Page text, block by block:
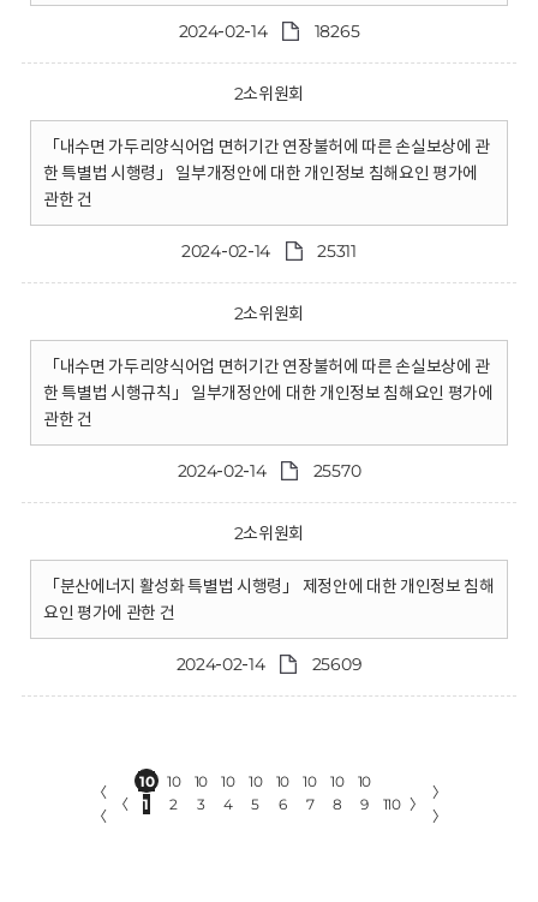
2024-02-14 18265
2소위원회
「내수면 가두리양식어업 면허기간 연장불허에 따른 손실보상에 관
한 특별법 시행령」 일부개정안에 대한 개인정보 침해요인 평가에
관한 건
2024-02-14 25311
2소위원회
「내수면 가두리양식어업 면허기간 연장불허에 따른 손실보상에 관
한 특별법 시행규칙」 일부개정안에 대한 개인정보 침해요인 평가에
관한 건
2024-02-14 25570
2소위원회
「분산에너지 활성화 특별법 시행령」 제정안에 대한 개인정보 침해
요인 평가에 관한 건
2024-02-14 25609
〈
〈
〈
10
1
10
2
10
3
10
4
10
5
10
6
10
7
10
8
10
9
110 〉
〉
〉